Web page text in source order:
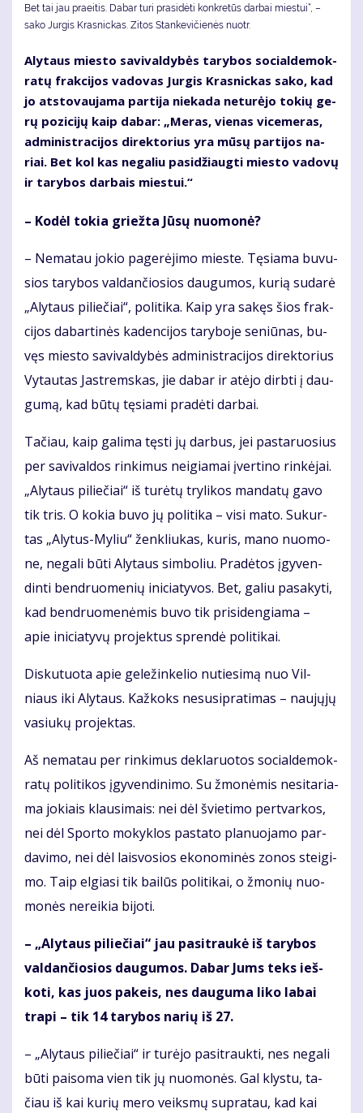
Bet tai jau praeitis. Da­bar tu­ri pra­si­dė­ti kon­kre­tūs dar­bai mies­tui“, –
sako Jurgis Krasnickas. Zi­tos Stan­ke­vi­čie­nės nuotr.
Aly­taus mies­to sa­vi­val­dy­bės ta­ry­bos so­cial­de­mok­
ra­tų frak­ci­jos va­do­vas Jur­gis Kras­nic­kas sa­ko, kad
jo at­sto­vau­ja­ma par­ti­ja nie­ka­da ne­tu­rė­jo to­kių ge­
rų po­zi­ci­jų kaip da­bar: „Me­ras, vie­nas vi­ce­me­ras,
ad­mi­nist­ra­ci­jos di­rek­to­rius yra mū­sų par­ti­jos na­
riai. Bet kol kas ne­ga­liu pa­si­džiaug­ti mies­to va­do­vų
ir ta­ry­bos dar­bais mies­tui.“
– Ko­dėl to­kia griež­ta Jū­sų nuo­mo­nė?
– Ne­ma­tau jo­kio pa­ge­rė­ji­mo mies­te. Tę­sia­ma bu­vu­
sios ta­ry­bos val­dan­čio­sios dau­gu­mos, ku­rią su­da­rė
„Aly­taus pi­lie­čiai“, po­li­ti­ka. Kaip yra sa­kęs šios frak­
ci­jos da­bar­ti­nės ka­den­ci­jos ta­ry­bo­je se­niū­nas, bu­
vęs mies­to sa­vi­val­dy­bės ad­mi­nist­ra­ci­jos di­rek­to­rius
Vy­tau­tas Jast­rems­kas, jie da­bar ir at­ėjo dirb­ti į dau­
gu­mą, kad bū­tų tę­sia­mi pra­dė­ti dar­bai.
Ta­čiau, kaip ga­li­ma tęs­ti jų dar­bus, jei pas­ta­ruo­sius
per sa­vi­val­dos rin­ki­mus ne­igia­mai įver­ti­no rin­kė­jai.
„Aly­taus pi­lie­čiai“ iš tu­rė­tų try­li­kos man­da­tų ga­vo
tik tris. O ko­kia bu­vo jų po­li­ti­ka – vi­si ma­to. Su­kur­
tas „Aly­tus-My­liu“ žen­kliu­kas, ku­ris, ma­no nuo­mo­
ne, ne­ga­li bū­ti Aly­taus sim­bo­liu. Pra­dė­tos įgy­ven­
din­ti ben­druo­me­nių ini­cia­ty­vos. Bet, ga­liu pa­sa­ky­ti,
kad ben­druo­me­nė­mis bu­vo tik pri­si­den­gia­ma –
apie ini­cia­ty­vų pro­jek­tus spren­dė po­li­ti­kai.
Dis­ku­tuo­ta apie ge­le­žin­ke­lio nu­tie­si­mą nuo Vil­
niaus iki Aly­taus. Kaž­koks nesu­si­pra­ti­mas – nau­jų­jų
va­siu­kų pro­jek­tas.
Aš ne­ma­tau per rin­ki­mus de­kla­ruo­tos so­cial­de­mok­
ra­tų po­li­ti­kos įgy­ven­di­ni­mo. Su žmo­nė­mis ne­si­ta­ria­
ma jo­kiais klau­si­mais: nei dėl švie­ti­mo per­tvar­kos,
nei dėl Spor­to mo­kyk­los pa­sta­to pla­nuo­ja­mo par­
da­vi­mo, nei dėl lais­vo­sios eko­no­mi­nės zo­nos stei­gi­
mo. Taip el­gia­si tik bai­lūs po­li­ti­kai, o žmo­nių nuo­
mo­nės ne­rei­kia bi­jo­ti.
– „Aly­taus pi­lie­čiai“ jau pa­si­trau­kė iš ta­ry­bos
val­dan­čio­sios dau­gu­mos. Da­bar Jums teks ieš­
ko­ti, kas juos pa­keis, nes dau­gu­ma li­ko la­bai
tra­pi – tik 14 ta­ry­bos na­rių iš 27.
– „Aly­taus pi­lie­čiai“ ir tu­rė­jo pa­si­trauk­ti, nes ne­ga­li
bū­ti pai­so­ma vien tik jų nuo­mo­nės. Gal klys­tu, ta­
čiau iš kai ku­rių me­ro veiks­mų su­pra­tau, kad kai